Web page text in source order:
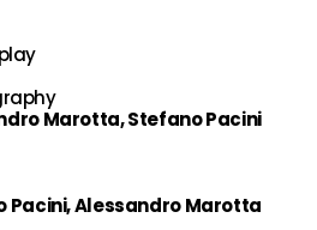
Marotta, Stefano Pacini
Pacini, Alessandro Marotta